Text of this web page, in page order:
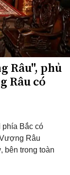
Râu", phủ
Râu có
phía Bắc có
Râu
bên trong toàn